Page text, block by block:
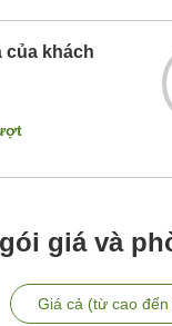
của khách
giá và
Giá cả (từ cao đến